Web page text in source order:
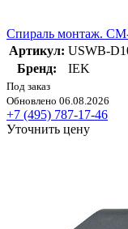
Спираль монтаж.
Артикул: USWB-
Бренд:
IEK
Под заказ
Обновлено 06.08.2026
+7 (495) 787-17-46
Уточнить цену